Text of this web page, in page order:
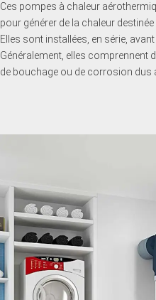
Ces pompes à chaleur
pour générer de la chaleur
Elles sont installées, en série,
Généralement, elles comprennent
de bouchage ou de corrosion dus